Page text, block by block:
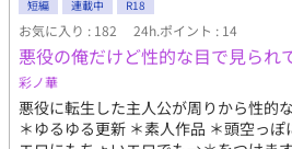
絶賛受付中です！
短編 連載中 R18
お気に入り : 182 24h.ポイント : 14
悪役の俺だけど性的な目で見られ
彩ノ華
悪役に転生した主人公が周りから性的
＊ゆるゆる更新 ＊素人作品 ＊頭空っ